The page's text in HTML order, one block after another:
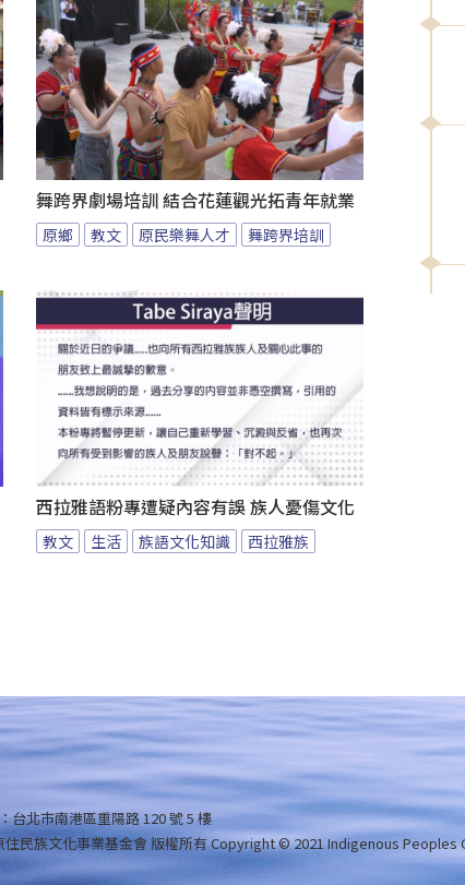
舞跨界劇場培訓 結合花蓮觀光拓青年就業
原鄉 教文 原民樂舞人才 舞跨界培訓
西拉雅語粉專遭疑內容有誤 族人憂傷文化
教文 生活 族語文化知識 西拉雅族
台北市南港區重陽路 120 號 5 樓
住民族文化事業基金會 版權所有Copyright © 2021 Indigenous Peoples